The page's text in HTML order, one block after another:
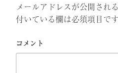
メールアドレスが公開され
付いている欄は必須項目です
コメント